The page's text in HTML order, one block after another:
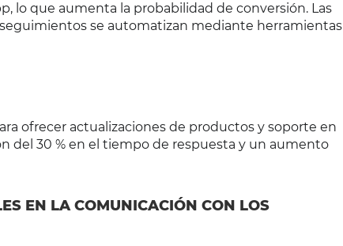
lo que aumenta la probabilidad de conversión. Las
se automatizan mediante herramientas
ofrecer actualizaciones de productos y soporte en
del 30 % en el tiempo de respuesta y un aumento
EN LA COMUNICACIÓN CON LOS